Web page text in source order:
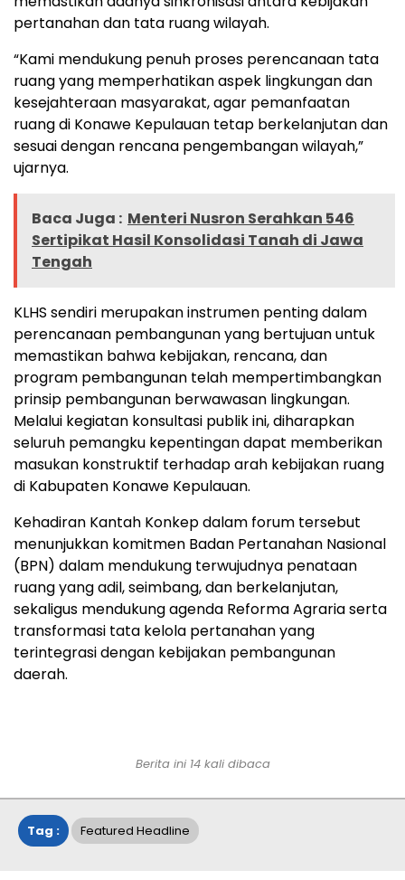
pertanahan dan tata ruang wilayah.
“Kami mendukung penuh proses perencanaan tata
ruang yang memperhatikan aspek lingkungan dan
kesejahteraan masyarakat, agar pemanfaatan
ruang di Konawe Kepulauan tetap berkelanjutan dan
sesuai dengan rencana pengembangan wilayah,”
ujarnya.
Baca Juga : Menteri Nusron Serahkan 546
Sertipikat Hasil Konsolidasi Tanah di Jawa
Tengah
KLHS sendiri merupakan instrumen penting dalam
perencanaan pembangunan yang bertujuan untuk
memastikan bahwa kebijakan, rencana, dan
program pembangunan telah mempertimbangkan
prinsip pembangunan berwawasan lingkungan.
Melalui kegiatan konsultasi publik ini, diharapkan
seluruh pemangku kepentingan dapat memberikan
masukan konstruktif terhadap arah kebijakan ruang
di Kabupaten Konawe Kepulauan.
Kehadiran Kantah Konkep dalam forum tersebut
menunjukkan komitmen Badan Pertanahan Nasional
(BPN) dalam mendukung terwujudnya penataan
ruang yang adil, seimbang, dan berkelanjutan,
sekaligus mendukung agenda Reforma Agraria serta
transformasi tata kelola pertanahan yang
terintegrasi dengan kebijakan pembangunan
daerah.
Berita ini 14 kali dibaca
Tag : Featured Headline